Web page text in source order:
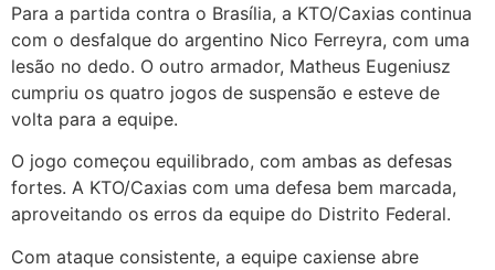
Para a partida contra o Brasília, a KTO/Caxias continua
com o desfalque do argentino Nico Ferreyra, com uma
lesão no dedo. O outro armador, Matheus Eugeniusz
cumpriu os quatro jogos de suspensão e esteve de
volta para a equipe.
O jogo começou equilibrado, com ambas as defesas
fortes. A KTO/Caxias com uma defesa bem marcada,
aproveitando os erros da equipe do Distrito Federal.
Com ataque consistente, a equipe caxiense abre